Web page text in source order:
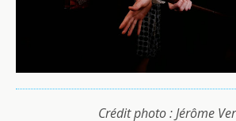
Crédit photo : Jérôme